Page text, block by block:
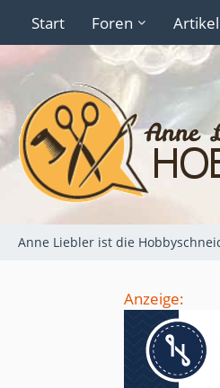
Start Foren Artikel
Anne Liebler ist die
Anzeige: